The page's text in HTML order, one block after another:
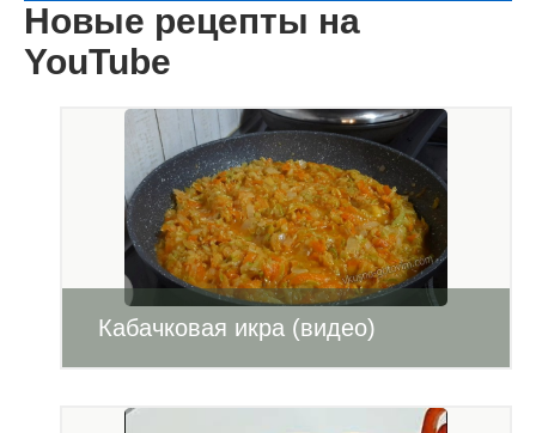
Новые рецепты на
YouTube
Кабачковая икра (видео)